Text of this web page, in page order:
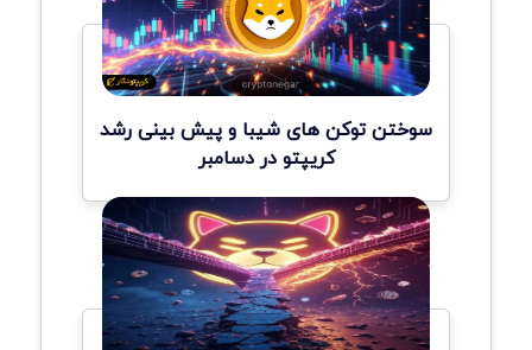
سوختن توکن های شیبا و پیش بینی رشد
کریپتو در دسامبر